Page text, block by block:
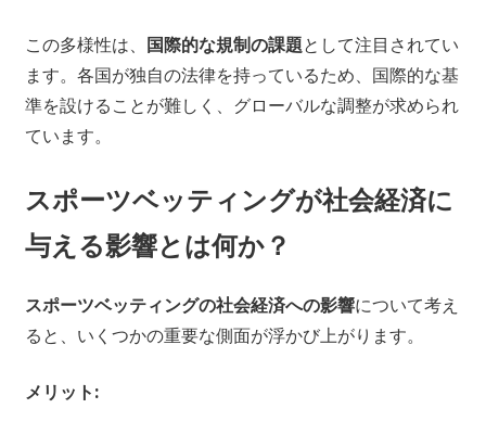
この多様性は、 国際的な規制の課題として注目されてい
ます。各国が独自の法律を持っているため、国際的な基
準を設けることが難しく、グローバルな調整が求められ
ています。
スポーツベッティングが社会経済に
与える影響とは何か？
スポーツベッティングの社会経済への影響について考え
ると、いくつかの重要な側面が浮かび上がります。
メリット: